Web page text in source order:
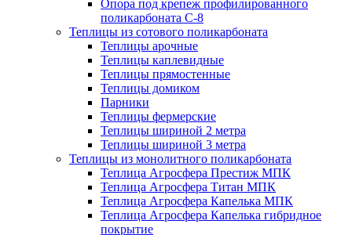
Опора под крепеж профилированного
поликарбоната С-8
Теплицы из сотового поликарбоната
Теплицы арочные
Теплицы каплевидные
Теплицы прямостенные
Теплицы домиком
Парники
Теплицы фермерские
Теплицы шириной 2 метра
Теплицы шириной 3 метра
Теплицы из монолитного поликарбоната
Теплица Агросфера Престиж МПК
Теплица Агросфера Титан МПК
Теплица Агросфера Капелька МПК
Теплица Агросфера Капелька гибридное
покрытие